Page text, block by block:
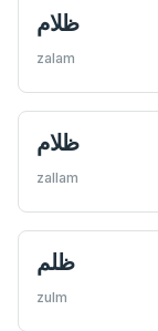
ظلام
zalam
ظلام
zallam
ظلم
zulm